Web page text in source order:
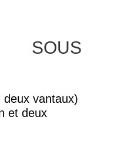
vantaux)
et deux